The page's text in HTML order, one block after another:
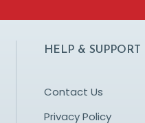
HELP & SUPPORT
Contact Us
Privacy Policy